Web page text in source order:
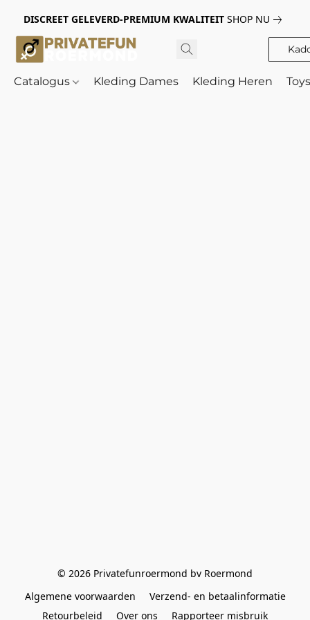
DISCREET GELEVERD-PREMIUM KWALITEIT SHOP NU
Catalogus Kleding Dames Kleding Heren
© 2026 Privatefunroermond bv Roermond
Algemene voorwaarden
Verzend- en betaalinformatie
Retourbeleid
Over ons Rapporteer misbruik